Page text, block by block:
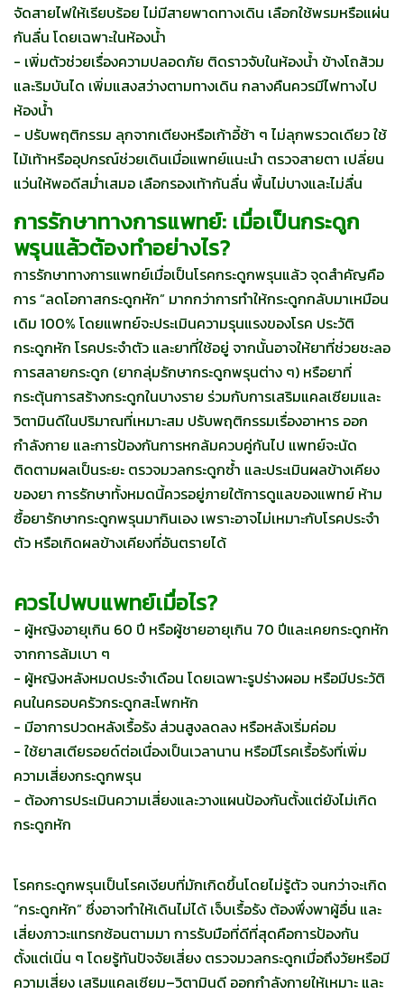
จัดสายไฟให้เรียบร้อย ไม่มีสายพาดทางเดิน เลือกใช้พรมหรือแผ่น
กันลื่น โดยเฉพาะในห้องน้ำ
- เพิ่มตัวช่วยเรื่องความปลอดภัย ติดราวจับในห้องน้ำ ข้างโถส้วม
และริมบันได เพิ่มแสงสว่างตามทางเดิน กลางคืนควรมีไฟทางไป
ห้องน้ำ
- ปรับพฤติกรรม ลุกจากเตียงหรือเก้าอี้ช้า ๆ ไม่ลุกพรวดเดียว ใช้
ไม้เท้าหรืออุปกรณ์ช่วยเดินเมื่อแพทย์แนะนำ ตรวจสายตา เปลี่ยน
แว่นให้พอดีสม่ำเสมอ เลือกรองเท้ากันลื่น พื้นไม่บางและไม่ลื่น
การรักษาทางการแพทย์: เมื่อเป็นกระดูก
พรุนแล้วต้องทำอย่างไร?
การรักษาทางการแพทย์เมื่อเป็นโรคกระดูกพรุนแล้ว จุดสำคัญคือ
การ “ลดโอกาสกระดูกหัก” มากกว่าการทำให้กระดูกกลับมาเหมือน
เดิม 100% โดยแพทย์จะประเมินความรุนแรงของโรค ประวัติ
กระดูกหัก โรคประจำตัว และยาที่ใช้อยู่ จากนั้นอาจให้ยาที่ช่วยชะลอ
การสลายกระดูก (ยากลุ่มรักษากระดูกพรุนต่าง ๆ) หรือยาที่
กระตุ้นการสร้างกระดูกในบางราย ร่วมกับการเสริมแคลเซียมและ
วิตามินดีในปริมาณที่เหมาะสม ปรับพฤติกรรมเรื่องอาหาร ออก
กำลังกาย และการป้องกันการหกล้มควบคู่กันไป แพทย์จะนัด
ติดตามผลเป็นระยะ ตรวจมวลกระดูกซ้ำ และประเมินผลข้างเคียง
ของยา การรักษาทั้งหมดนี้ควรอยู่ภายใต้การดูแลของแพทย์ ห้าม
ซื้อยารักษากระดูกพรุนมากินเอง เพราะอาจไม่เหมาะกับโรคประจำ
ตัว หรือเกิดผลข้างเคียงที่อันตรายได้
ควรไปพบแพทย์เมื่อไร?
- ผู้หญิงอายุเกิน 60 ปี หรือผู้ชายอายุเกิน 70 ปีและเคยกระดูกหัก
จากการล้มเบา ๆ
- ผู้หญิงหลังหมดประจำเดือน โดยเฉพาะรูปร่างผอม หรือมีประวัติ
คนในครอบครัวกระดูกสะโพกหัก
- มีอาการปวดหลังเรื้อรัง ส่วนสูงลดลง หรือหลังเริ่มค่อม
- ใช้ยาสเตียรอยด์ต่อเนื่องเป็นเวลานาน หรือมีโรคเรื้อรังที่เพิ่ม
ความเสี่ยงกระดูกพรุน
- ต้องการประเมินความเสี่ยงและวางแผนป้องกันตั้งแต่ยังไม่เกิด
กระดูกหัก
โรคกระดูกพรุนเป็นโรคเงียบที่มักเกิดขึ้นโดยไม่รู้ตัว จนกว่าจะเกิด
“กระดูกหัก” ซึ่งอาจทำให้เดินไม่ได้ เจ็บเรื้อรัง ต้องพึ่งพาผู้อื่น และ
เสี่ยงภาวะแทรกซ้อนตามมา การรับมือที่ดีที่สุดคือการป้องกัน
ตั้งแต่เนิ่น ๆ โดยรู้ทันปัจจัยเสี่ยง ตรวจมวลกระดูกเมื่อถึงวัยหรือมี
ความเสี่ยง เสริมแคลเซียม–วิตามินดี ออกกำลังกายให้เหมาะ และ